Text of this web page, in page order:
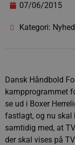
07/06/2015
Kategori: Nyhed
Dansk Håndbold
kampprogrammet
se ud i Boxer
fastlagt, og nu skal
samtidig med, at
der skal vises på